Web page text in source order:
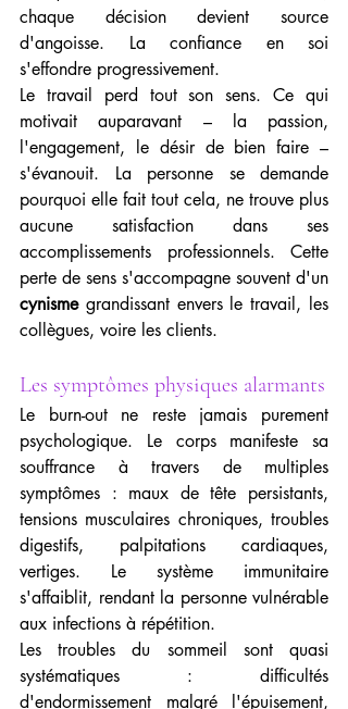
chaque décision devient source
d'angoisse. La confiance en soi
s'effondre progressivement.
Le travail perd tout son sens. Ce qui
motivait auparavant – la passion,
l'engagement, le désir de bien faire –
s'évanouit. La personne se demande
pourquoi elle fait tout cela, ne trouve plus
aucune satisfaction dans ses
accomplissements professionnels. Cette
cynisme grandissant envers le travail, les
collègues, voire les clients.
Les symptômes physiques alarmants
Le burn-out ne reste jamais purement
psychologique. Le corps manifeste sa
souffrance à travers de multiples
symptômes : maux de tête persistants,
tensions musculaires chroniques, troubles
digestifs, palpitations cardiaques,
vertiges. Le système immunitaire
s'affaiblit, rendant la personne vulnérable
aux infections à répétition.
Les troubles du sommeil sont quasi
systématiques : difficultés
d'endormissement malgré l'épuisement,